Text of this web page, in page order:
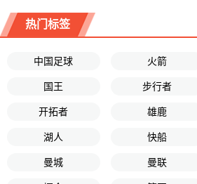
热门标签
中国足球 火箭
国王 步行者
开拓者 雄鹿
湖人 快船
曼城 曼联